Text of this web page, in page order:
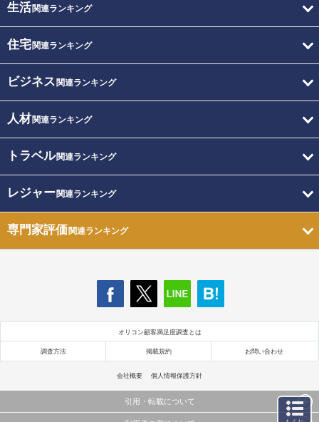
生活関連ランキング
住宅関連ランキング
ビジネス 関連ランキング
人材関連ランキング
トラベル関連ランキング
レジャー関連ランキング
専門家評価関連ランキング
オリコン顧客満足度調査とは
調査方法 掲載規約 お問い合わせ
会社概要 個人情報保護方針
引用・転載について